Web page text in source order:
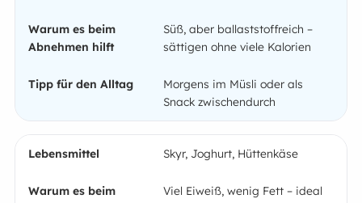
Süß, aber ballaststoffreich –
sättigen ohne viele Kalorien
Morgens im Müsli oder als
Snack zwischendurch
Skyr, Joghurt, Hüttenkäse
Viel Eiweiß, wenig Fett – ideal